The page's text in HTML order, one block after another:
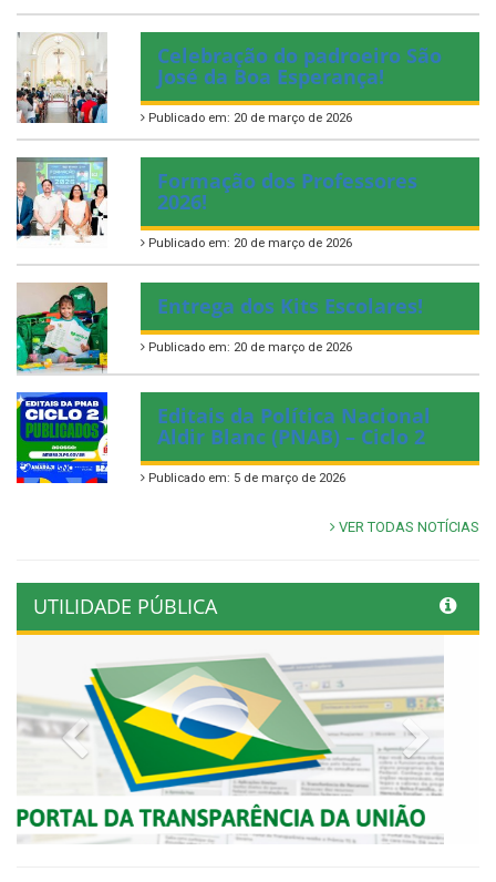
Celebração do padroeiro São
José da Boa Esperança!
Publicado em: 20 de março de 2026
Formação dos Professores
2026!
Publicado em: 20 de março de 2026
Entrega dos Kits Escolares!
Publicado em: 20 de março de 2026
Editais da Política Nacional
Aldir Blanc (PNAB) – Ciclo 2
Publicado em: 5 de março de 2026
VER TODAS NOTÍCIAS
UTILIDADE PÚBLICA
Previous